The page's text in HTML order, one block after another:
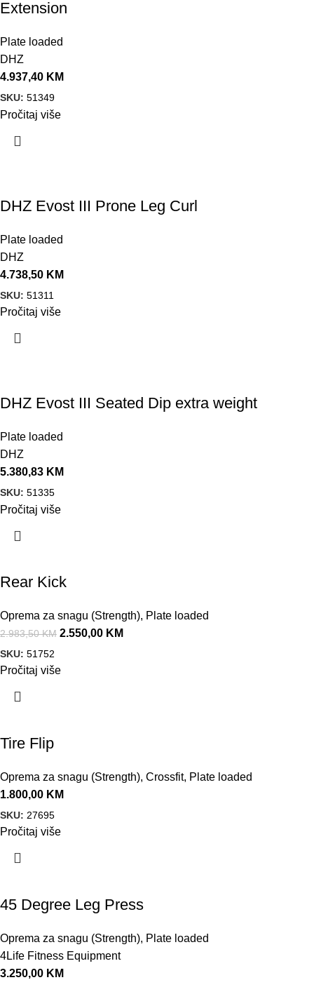
Extension
Plate loaded
DHZ
4.937,40 KM
SKU: 51349
Pročitaj više
DHZ Evost III Prone Leg Curl
Plate loaded
DHZ
4.738,50 KM
SKU: 51311
Pročitaj više
DHZ Evost III Seated Dip extra weight
Plate loaded
DHZ
5.380,83 KM
SKU: 51335
Pročitaj više
Rear Kick
Oprema za snagu (Strength), Plate loaded
2.983,50KM 2.550,00 KM
SKU: 51752
Pročitaj više
Tire Flip
Oprema za snagu (Strength), Crossfit, Plate loaded
1.800,00 KM
SKU: 27695
Pročitaj više
45 Degree Leg Press
Oprema za snagu (Strength), Plate loaded
4Life Fitness Equipment
3.250,00 KM